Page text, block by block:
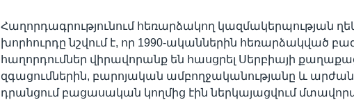
Հաղորդագրությունում հեռարձակող կազմակերպության
խորհուրդը նշվում է, որ 1990-ականներին հեռարձակված
հաղորդումներ վիրավորանք են հասցրել Սերբիայի
զգացումներին, բարոյական ամբողջականությանը և
դրանցում բացասական կողմից էին ներկայացվում